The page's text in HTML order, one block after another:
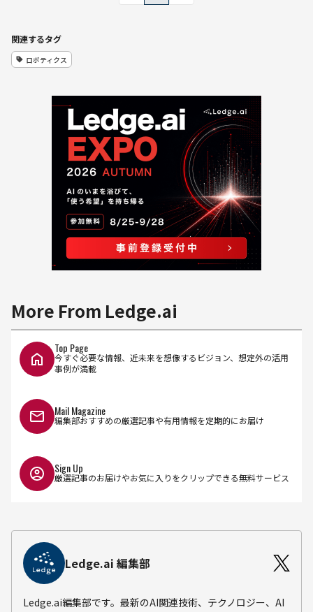
関連するタグ
ロボティクス
More From Ledge.ai
Top Page
今すぐ必要な情報、近未来を想像するビジョン、想定外の活用
事例が満載
Mail Magazine
編集部おすすめの厳選記事や有用情報を定期的にお届け
Sign Up
厳選記事のお届けやお気に入りをクリップできる無料サービス
Ledge.ai 編集部
Ledge.ai編集部です。最新のAI関連技術、テクノロジー、AI